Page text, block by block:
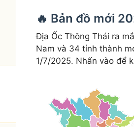
🔥 Bản đồ mới
Địa Ốc Thông Thái ra
Nam và 34 tỉnh thành
1/7/2025. Nhấn vào để